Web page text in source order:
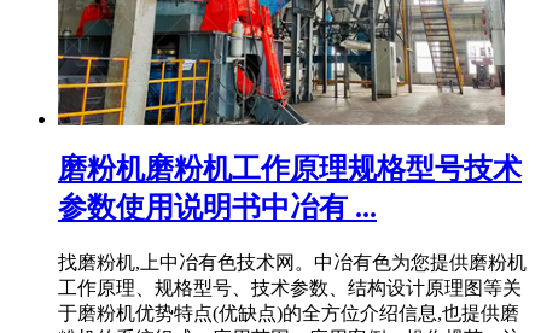
磨粉机磨粉机工作原理规格型号技术
参数使用说明书中冶有 ...
找磨粉机,上中冶有色技术网。中冶有色为您提供磨粉机
工作原理、规格型号、技术参数、结构设计原理图等关
于磨粉机优势特点(优缺点)的全方位介绍信息,也提供磨